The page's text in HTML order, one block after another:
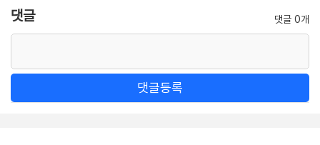
댓글 댓글 0개
댓글등록